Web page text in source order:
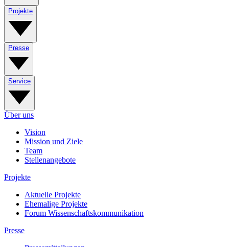
Projekte
Presse
Service
Über uns
Vision
Mission und Ziele
Team
Stellenangebote
Projekte
Aktuelle Projekte
Ehemalige Projekte
Forum Wissenschaftskommunikation
Presse